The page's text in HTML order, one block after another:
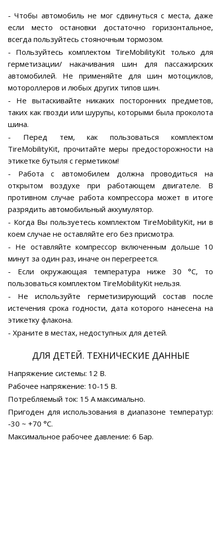
- Чтобы автомобиль не мог сдвинуться с места, даже
если место остановки достаточно горизонтальное,
всегда пользуйтесь стояночным тормозом.
- Пользуйтесь комплектом TireMobilityKit только для
герметизации/ накачивания шин для пассажирских
автомобилей. Не применяйте для шин мотоциклов,
мотороллеров и любых других типов шин.
- Не вытаскивайте никаких посторонних предметов,
таких как гвозди или шурупы, которыми была проколота
шина.
- Перед тем, как пользоваться комплектом
TireMobilityKit, прочитайте меры предосторожности на
этикетке бутыля с герметиком!
- Работа с автомобилем должна проводиться на
открытом воздухе при работающем двигателе. В
противном случае работа компрессора может в итоге
разрядить автомобильный аккумулятор.
- Когда Вы пользуетесь комплектом TireMobilityKit, ни в
коем случае не оставляйте его без присмотра.
- Не оставляйте компрессор включенным дольше 10
минут за один раз, иначе он перегреется.
- Если окружающая температура ниже 30 °C, то
пользоваться комплектом TireMobilityKit нельзя.
- Не используйте герметизирующий состав после
истечения срока годности, дата которого нанесена на
этикетку флакона.
- Храните в местах, недоступных для детей.
ДЛЯ ДЕТЕЙ. ТЕХНИЧЕСКИЕ ДАННЫЕ
Напряжение системы: 12 В.
Рабочее напряжение: 10-15 В.
Потребляемый ток: 15 А максимально.
Пригоден для использования в диапазоне температур:
-30 ~ +70 °C.
Максимальное рабочее давление: 6 Бар.